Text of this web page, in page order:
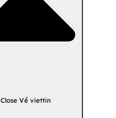
Close Về viettin